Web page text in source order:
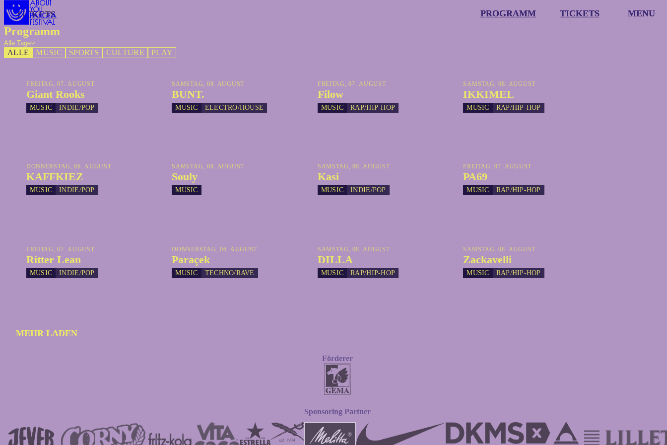
PROGRAMM
PROGRAMM TICKETS
TICKETS MENU
MENU
TICKETS
TICKETS
Programm
Alle Tage
ALLE MUSIC SPORTS CULTURE PLAY
FREITAG, 07. AUGUST
Giant Rooks
MUSIC INDIE/POP
SAMSTAG, 08. AUGUST
BUNT.
MUSIC ELECTRO/HOUSE
FREITAG, 07. AUGUST
Filow
MUSIC RAP/HIP-HOP
SAMSTAG, 08. AUGUST
IKKIMEL
MUSIC RAP/HIP-HOP
DONNERSTAG, 06. AUGUST
KAFFKIEZ
MUSIC INDIE/POP
SAMSTAG, 08. AUGUST
Souly
MUSIC
SAMSTAG, 08. AUGUST
Kasi
MUSIC INDIE/POP
FREITAG, 07. AUGUST
PA69
MUSIC RAP/HIP-HOP
FREITAG, 07. AUGUST
Ritter Lean
MUSIC INDIE/POP
DONNERSTAG, 06. AUGUST
Paraçek
MUSIC TECHNO/RAVE
SAMSTAG, 08. AUGUST
DILLA
MUSIC RAP/HIP-HOP
SAMSTAG, 08. AUGUST
Zackavelli
MUSIC RAP/HIP-HOP
MEHR LADEN
MEHR LADEN
Förderer
Sponsoring Partner